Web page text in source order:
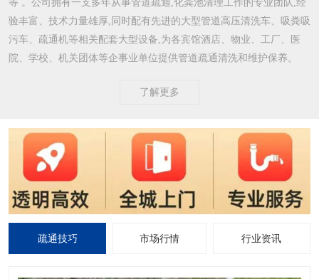
验丰富、技术力量雄厚,同时配有先进的大型管道高压清洗车、吸粪吸
污车、疏通机等相关配套大型设备,为各宾馆酒店、物业、工厂、医
院、学校、机关团体等企事业单位提供管道疏通清洗和维护保养。
了解更多
疏通技巧 市场行情 行业资讯